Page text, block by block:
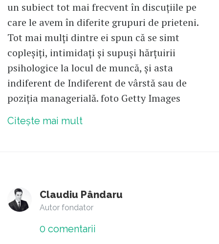
un subiect tot mai frecvent în discuțiile pe
care le avem în diferite grupuri de prieteni.
Tot mai mulți dintre ei spun că se simt
copleșiți, intimidați și supuși hărțuirii
psihologice la locul de muncă, și asta
indiferent de Indiferent de vârstă sau de
poziția managerială. foto Getty Images
Citește mai mult
Claudiu Pândaru
Autor fondator
0 comentarii